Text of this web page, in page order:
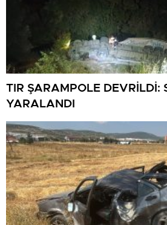
TIR ŞARAMPOLE DEVRİLDİ:
YARALANDI